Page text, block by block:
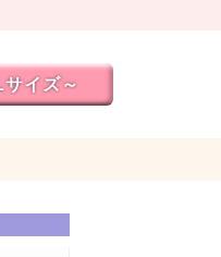
サイズ～